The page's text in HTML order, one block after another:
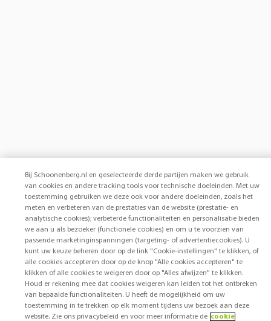
Bij Schoonenberg.nl en geselecteerde derde partijen maken we gebruik
van cookies en andere tracking tools voor technische doeleinden. Met uw
toestemming gebruiken we deze ook voor andere doeleinden, zoals het
meten en verbeteren van de prestaties van de website (prestatie- en
analytische cookies); verbeterde functionaliteiten en personalisatie bieden
we aan u als bezoeker (functionele cookies) en om u te voorzien van
passende marketinginspanningen (targeting- of advertentiecookies). U
kunt uw keuze beheren door op de link "Cookie-instellingen" te klikken, of
alle cookies accepteren door op de knop "Alle cookies accepteren" te
klikken of alle cookies te weigeren door op "Alles afwijzen" te klikken.
Houd er rekening mee dat cookies weigeren kan leiden tot het ontbreken
van bepaalde functionaliteiten. U heeft de mogelijkheid om uw
toestemming in te trekken op elk moment tijdens uw bezoek aan deze
website. Zie ons privacybeleid en voor meer informatie de cookie